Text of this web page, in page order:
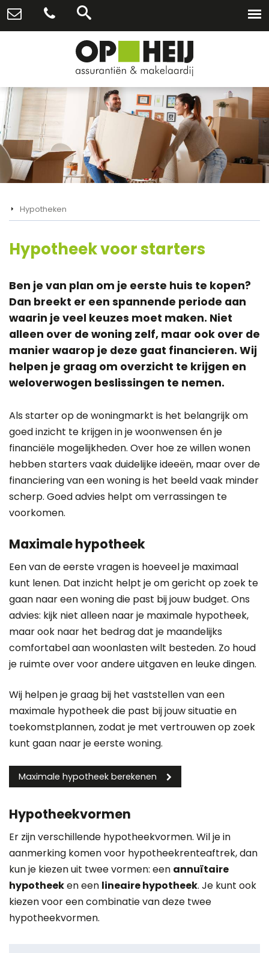
Hypotheken
Hypotheek voor starters
Ben je van plan om je eerste huis te kopen?
Dan breekt er een spannende periode aan
waarin je veel keuzes moet maken. Niet
alleen over de woning zelf, maar ook over de
manier waarop je deze gaat financieren. Wij
helpen je graag om overzicht te krijgen en
weloverwogen beslissingen te nemen.
Als starter op de woningmarkt is het belangrijk om
goed inzicht te krijgen in je woonwensen én je
financiële mogelijkheden. Over hoe ze willen wonen
hebben starters vaak duidelijke ideeën, maar over de
financiering van een woning is het beeld vaak minder
scherp. Goed advies helpt om verrassingen te
voorkomen.
Maximale hypotheek
Een van de eerste vragen is hoeveel je maximaal
kunt lenen. Dat inzicht helpt je om gericht op zoek te
gaan naar een woning die past bij jouw budget. Ons
advies: kijk niet alleen naar je maximale hypotheek,
maar ook naar het bedrag dat je maandelijks
comfortabel aan woonlasten wilt besteden. Zo houd
je ruimte over voor andere uitgaven en leuke dingen.
Wij helpen je graag bij het vaststellen van een
maximale hypotheek die past bij jouw situatie en
toekomstplannen, zodat je met vertrouwen op zoek
kunt gaan naar je eerste woning.
Maximale hypotheek berekenen
Hypotheekvormen
Er zijn verschillende hypotheekvormen. Wil je in
aanmerking komen voor hypotheekrenteaftrek, dan
kun je kiezen uit twee vormen: een annuïtaire
hypotheeken een lineaire hypotheek. Je kunt ook
kiezen voor een combinatie van deze twee
hypotheekvormen.